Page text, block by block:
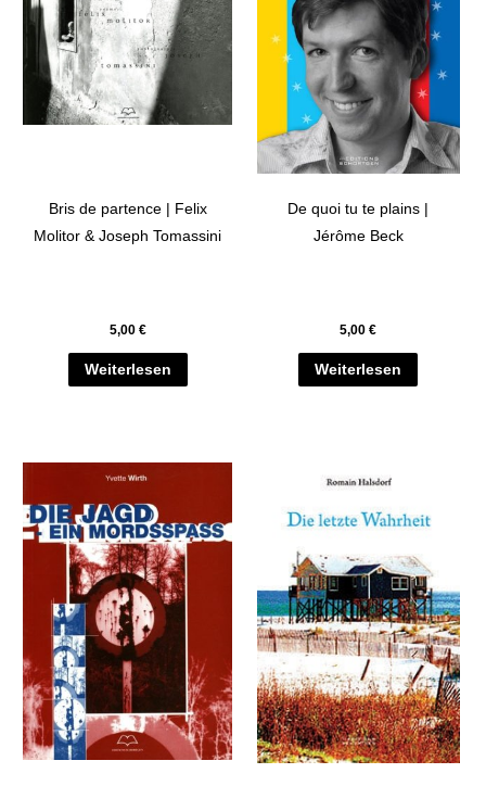
Bris de partence | Felix
Molitor & Joseph Tomassini
5,00 €
Weiterlesen
De quoi tu te plains |
Jérôme Beck
5,00€
Weiterlesen